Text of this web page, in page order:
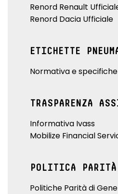
Renord Renault
Renord Dacia Ufficiale
ETICHETTE
Normativa e
TRASPARENZA
Informativa Ivass
Mobilize Financial
POLITICA
Politiche Parità di